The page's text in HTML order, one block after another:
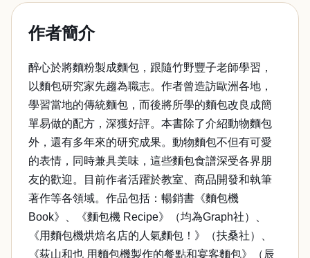
作者簡介
醉心於將麵粉製成麵包，跟隨竹野豐子老師學習，
以麵包研究家先趨為職志。作者曾造訪歐洲各地，
學習當地的傳統麵包，而後將所學的麵包改良成簡
單易做的配方，深獲好評。本書除了介紹動物麵包
外，還有多年來的研究成果。動物麵包不但有可愛
的表情，同時兼具美味，這些麵包食譜深受各界朋
友的歡迎。目前作者活躍於教室、商品開發和執筆
著作等各領域。作品包括：暢銷書《麵包機
Book》、《麵包機 Recipe》（均為Graph社）、
《用麵包機烘焙名店的人氣麵包！》（扶桑社）、
《荻山和也 用麵包機製作的餐點和宴客麵包》（辰